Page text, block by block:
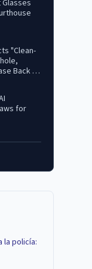
Glasses
"Clean-
Back to
for
la policía: